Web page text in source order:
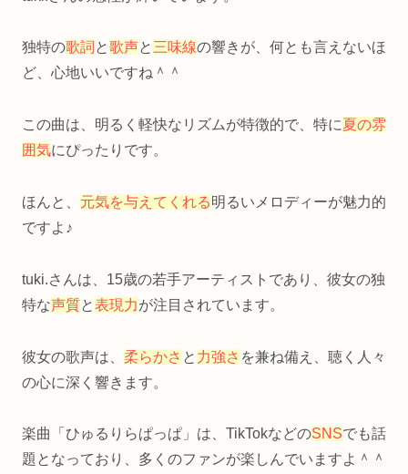
独特の歌詞 と歌声と 三味線の響きが、何とも言えないほ
ど、心地いいですね＾＾
この曲は、明るく軽快なリズムが特徴的で、特に夏の雰
囲気にぴったりです。
ほんと、 元気を与えてくれる明るいメロディーが魅力的
ですよ♪
tuki.さんは、15歳の若手アーティストであり、彼女の独
特な声質と表現力が注目されています。
彼女の歌声は、 柔らかさ と 力強さ を兼ね備え、聴く人々
の心に深く響きます。
楽曲「ひゅるりらぱっぱ」は、TikTokなどのSNSでも話
題となっており、多くのファンが楽しんでいますよ＾＾